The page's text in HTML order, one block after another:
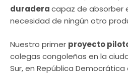
duraderacapaz de absorber
necesidad de ningún otro
Nuestro primer proyecto
colegas congoleñas en la
Sur, en República